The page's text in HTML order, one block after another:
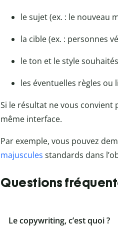
le sujet (ex. : le nouveau
la cible (ex. : personnes
le ton et le style
les éventuelles règles ou
Si le résultat ne vous
même interface.
Par exemple, vous pouvez
majuscules standards dans
Questions
Le copywriting, c’est quoi ?